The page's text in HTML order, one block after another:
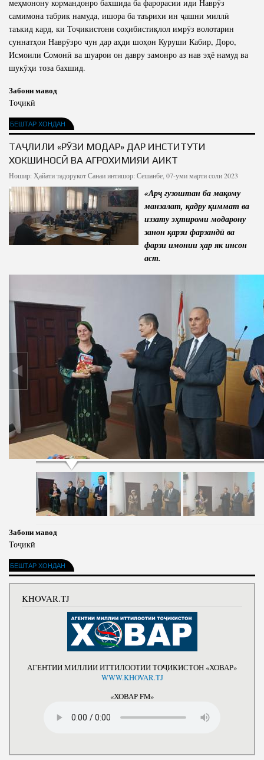
Салоҳият
Тарҷумаи ҳол
Китобҳо
ПРЕЗИДЕНТИ ҶУМҲУРИИ ТОҶИКИСТОН
Сохтори Институт
Таърихи роҳбарон
меҳмонону кормандонро бахшида ба фарорасии иди Наврӯз
самимона табрик намуда, ишора ба таърихи ин ҷашни миллӣ
таъкид кард, ки Тоҷикистони соҳибистиқлол имрӯз волотарин
суннатҳои Наврӯзро чун дар аҳди шоҳон Куруши Кабир, Доро,
Исмоили Сомонӣ ва шуарои он давру замонро аз нав эҳё намуд ва
шукӯҳи тоза бахшид.
Забони мавод
Тоҷикӣ
БЕШТАР ХОНДАН
ТАҶЛИЛИ «РЎЗИ МОДАР» ДАР ИНСТИТУТИ
ХОКШИНОСӢ ВА АГРОХИМИЯИ АИКТ
Ношир:Ҳайати тадорукотСанаи интишор: Сешанбе, 07-уми марти соли 2023
«Арҷ гузоштан ба мақому
манзалат, қадруқиммат ва
иззату эҳтироми модарону
занон қарзи фарзандӣ ва
фарзи имонии ҳар як инсон
аст.
Забони мавод
Тоҷикӣ
БЕШТАР ХОНДАН
KHOVAR.TJ
АГЕНТИИ МИЛЛИИ ИТТИЛООТИИ ТОҶИКИСТОН «ХОВАР»
WWW.KHOVAR.TJ
«ХОВАР FM»